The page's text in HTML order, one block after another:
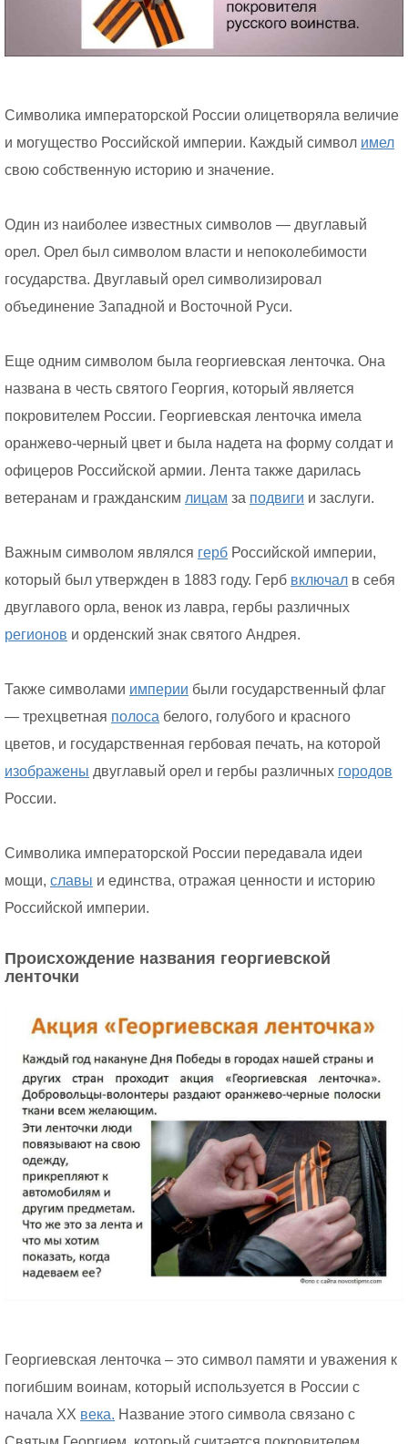
Символика императорской России олицетворяла величие
и могущество Российской империи. Каждый символ имел
свою собственную историю и значение.
Один из наиболее известных символов — двуглавый
орел. Орел был символом власти и непоколебимости
государства. Двуглавый орел символизировал
объединение Западной и Восточной Руси.
Еще одним символом была георгиевская ленточка. Она
названа в честь святого Георгия, который является
покровителем России. Георгиевская ленточка имела
оранжево-черный цвет и была надета на форму солдат и
офицеров Российской армии. Лента также дарилась
ветеранам и гражданским лицам за подвиги и заслуги.
Важным символом являлся герб Российской империи,
который был утвержден в 1883 году. Герб включал в себя
двуглавого орла, венок из лавра, гербы различных
регионов и орденский знак святого Андрея.
Также символами империи были государственный флаг
— трехцветная полоса белого, голубого и красного
цветов, и государственная гербовая печать, на которой
изображены двуглавый орел и гербы различных городов
России.
Символика императорской России передавала идеи
мощи, славы и единства, отражая ценности и историю
Российской империи.
Происхождение названия георгиевской
ленточки
Георгиевская ленточка – это символ памяти и уважения к
погибшим воинам, который используется в России с
начала XX века. Название этого символа связано с